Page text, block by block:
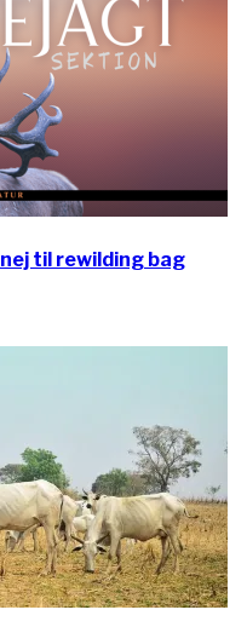
til rewilding bag